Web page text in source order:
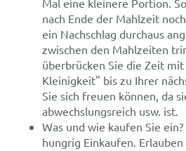
nach Ende der Mahlzeit
ein Nachschlag durchaus
zwischen den Mahlzeiten
überbrücken Sie die Zeit
Kleinigkeit" bis zu Ihrer
Sie sich freuen können, da
abwechslungsreich usw. ist.
Was und wie kaufen Sie
hungrig Einkaufen. Erlauben